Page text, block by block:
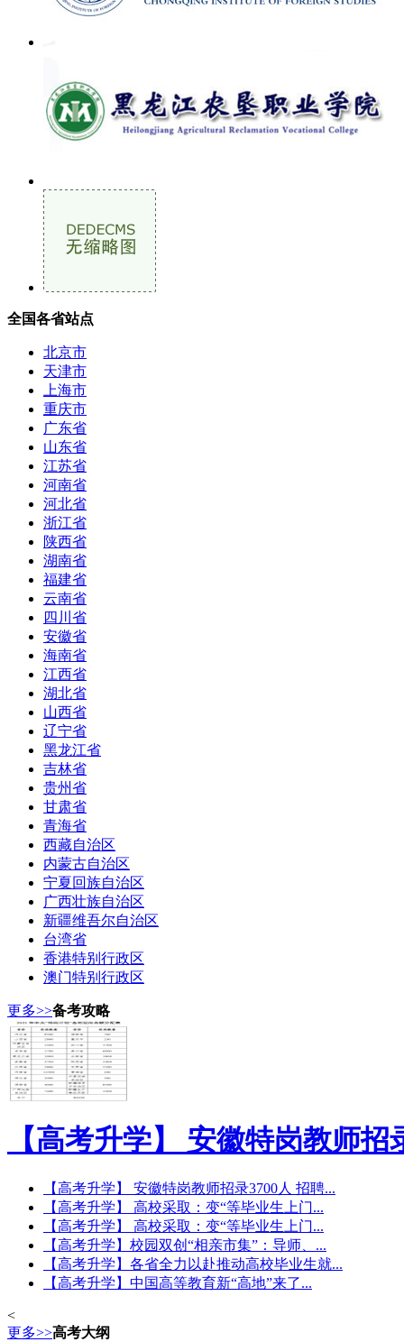
全国各省站点
北京市
天津市
上海市
重庆市
广东省
山东省
江苏省
河南省
河北省
浙江省
陕西省
湖南省
福建省
云南省
四川省
安徽省
海南省
江西省
湖北省
山西省
辽宁省
黑龙江省
吉林省
贵州省
甘肃省
青海省
西藏自治区
内蒙古自治区
宁夏回族自治区
广西壮族自治区
新疆维吾尔自治区
台湾省
香港特别行政区
澳门特别行政区
更多>>备考攻略
【高考升学】 安徽特岗教师招
【高考升学】 安徽特岗教师招录3700人 招聘...
【高考升学】 高校采取：变“等毕业生上门...
【高考升学】 高校采取：变“等毕业生上门...
【高考升学】校园双创“相亲市集”：导师、...
【高考升学】各省全力以赴推动高校毕业生就...
【高考升学】中国高等教育新“高地”来了...
<
更多>>高考大纲